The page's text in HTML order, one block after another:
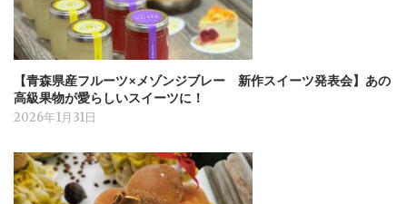
【青森県産フルーツ×メゾンジブレー 新作スイーツ発表会】あの
高級果物が愛らしいスイーツに！
2026年1月31日